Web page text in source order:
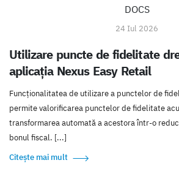
DOCS
24 Iul 2026
Utilizare puncte de fidelitate
aplicația Nexus Easy Retail
Funcționalitatea de utilizare a punctelor de
permite valorificarea punctelor de fidelitate
transformarea automată a acestora într-o
bonul fiscal. [...]
Citește mai mult